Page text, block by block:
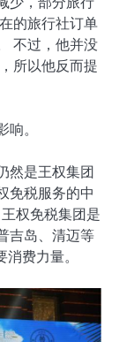
的旅行社订单
不过，他并没
所以他反而提
。
然是王权集团
免税服务的中
权免税集团是
吉岛、清迈等
费力量。